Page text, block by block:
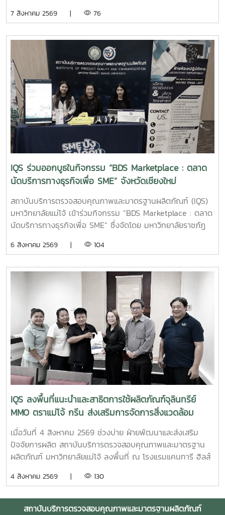
ผลิตภัณฑ์ และสาธิตแนวทางการใช้ ผลิตภัณฑ์จุลินทรีย์ MMO
และดูแลพื้นที่ต่าง ๆ ภายในสถานประกอบการ เพื่อเพิ่ม
ประสิทธิภาพในการจัดการด้านสุขอนามัย ลดกลิ่นไม่พึงประสงค์
และสนับสนุนการดำเนินธุรกิจที่เป็นมิตรต่อสิ่งแวดล้อม การ
ลงพื้นที่ในครั้งนี้ นำโดย ผู้ช่วยศาสตราจารย์ ดร.ฉันทนา ซูแสวง
ทรัพย์ รองผู้อำนวยการฝ่ายวิจัยและนวัตกรรม และ นายพัฒน์ โก
จินอก หัวหน้าฝ่ายพัฒนาและส่งเสริมปัจจัยการผลิต พร้อมด้วย
บุคลากรในฝ่าย ได้แก่ นางสาววาสนา กาฬภักดี นักวิทยาศาสตร์
นายสหรัฐ ตั๋นก้อน เจ้าหน้าที่ขายจุลินทรีย์ และ นายนิวัช ออนศรี
ผู้ปฏิบัติงานเกษตร การให้คำแนะนำและสาธิตการใช้งานในครั้งนี้
มุ่งเน้นการถ่ายทอดองค์ความรู้เกี่ยวกับการใช้ผลิตภัณฑ์จุลินทรีย์
ให้เหมาะสมกับพื้นที่ใช้งานจริง พร้อมแลกเปลี่ยนข้อมูลและข้อ
เสนอแนะกับผู้ประกอบการ เพื่อให้สามารถนำผลิตภัณฑ์ไป
ประยุกต์ใช้ได้อย่างเกิดประสิทธิภาพสูงสุด และส่งเสริมการจัดการ
สิ่งแวดล้อมภายในธุรกิจโรงแรมอย่างยั่งยืน สถาบันบริการตรวจ
สอบคุณภาพและมาตรฐานผลิตภัณฑ์ มหาวิทยาลัยแม่โจ้ ยังคง
มุ่งมั่นในการพัฒนา ถ่ายทอดองค์ความรู้ และสนับสนุนการใช้
บริการแก่ภาคธุรกิจและสังคมอย่างต่อเนื่อง
7 สิงหาคม 2569 | 76
IQS ร่วมออกบูธในกิจกรรม “BDS Marketplace : ตลาด
นัดบริการทางธุรกิจเพื่อ SME” จังหวัดเชียงใหม่
สถาบันบริการตรวจสอบคุณภาพและมาตรฐานผลิตภัณฑ์ (IQS)
มหาวิทยาลัยแม่โจ้ เข้าร่วมกิจกรรม “BDS Marketplace : ตลาด
นัดบริการทางธุรกิจเพื่อ SME” ซึ่งจัดโดย มหาวิทยาลัยราชภัฏ
ข่ายผู้ให้บริการโครงการส่งเสริมผู้ประกอบการผ่านระบบ BDS
จังหวัดเชียงใหม่ เพื่อประชาสัมพันธ์บริการของหน่วยงาน และให้
คำปรึกษาแก่ผู้ประกอบการ SME ในพื้นที่จังหวัดเชียงใหม่และ
จังหวัดใกล้เคียง ฝ่ายบริหารและห้องปฏิบัติการ นำโดย รองผู้
อำนวยการฝ่ายบริหารและห้องปฏิบัติการ นางริมฤทัย พุทธวงค์
พร้อมด้วยบุคลากร ได้แก่ นางสาวสุปราณี แก้วเทียน นัก
วิทยาศาสตร์ นางสาวธนพร ดวงเดช นักวิทยาศาสตร์ นางสาว
ธนาพร สอนหล้าวงศ์ เจ้าหน้าที่บริการลูกค้า ภายในงาน IQS ได้
ร่วมออกบูธแนะนำบริการด้านการตรวจสอบคุณภาพและ
มาตรฐานผลิตภัณฑ์ พร้อมให้คำปรึกษาแก่ผู้ประกอบการเกี่ยวกับ
การพัฒนาผลิตภัณฑ์ การยกระดับมาตรฐานสินค้า และการใช้
บริการผ่านระบบ BDS เพื่อสนับสนุนการเพิ่มขีดความสามารถใน
การแข่งขันของผู้ประกอบการไทย รวมถึงสร้างเครือข่ายความ
ร่วมมือระหว่างหน่วยงานภาครัฐ สถาบันการศึกษา และภาคธุรกิจ
6 สิงหาคม 2569 | 104
IQS ลงพื้นที่แนะนำและสาธิตการใช้ผลิตภัณฑ์จุลินทรีย์
MMO ตราแม่โจ้ กรีน ส่งเสริมการจัดการสิ่งแวดล้อม
สำหรับธุรกิจโรงแรม
เมื่อวันที่ 4 สิงหาคม 2569 ช่วงบ่าย ฝ่ายพัฒนาและส่งเสริม
ปัจจัยการผลิต สถาบันบริการตรวจสอบคุณภาพและมาตรฐาน
ผลิตภัณฑ์ มหาวิทยาลัยแม่โจ้ ลงพื้นที่ ณ โรงแรมแคนทารี ฮิลส์
และสาธิตแนวทางการใช้งานผลิตภัณฑ์จุลินทรีย์ MMO ตราแม่โจ้
พื้นที่ต่าง ๆ ภายในสถานประกอบการ โดยชื่อสถานที่ดังกล่าว
4 สิงหาคม 2569 | 130
สถาบันบริการตรวจสอบคุณภาพและมาตรฐานผลิตภัณฑ์